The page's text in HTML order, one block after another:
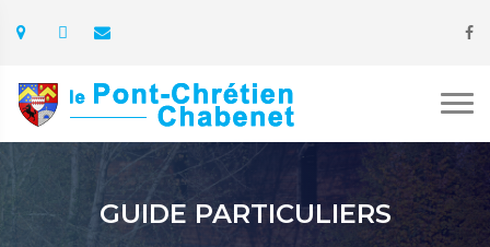
GUIDE PARTICULIERS